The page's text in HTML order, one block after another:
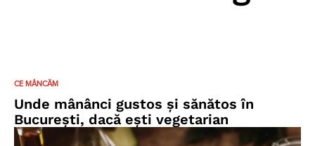
CE MÂNCĂM
Unde mânânci gustos și sănătos în
București, dacă ești vegetarian